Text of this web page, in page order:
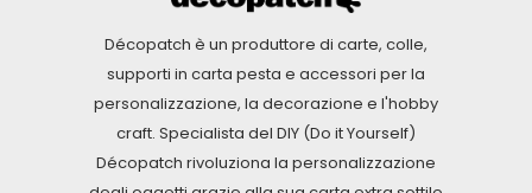
Décopatch è un produttore di carte, colle,
supporti in carta pesta e accessori per la
personalizzazione, la decorazione e l'hobby
craft. Specialista del DIY (Do it Yourself)
Décopatch rivoluziona la personalizzazione